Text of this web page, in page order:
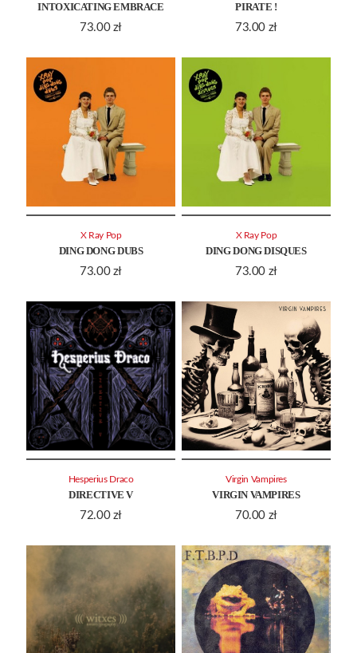
INTOXICATING EMBRACE
73.00 zł
PIRATE !
73.00 zł
DING DONG DUBS
73.00 zł
X Ray Pop
DING DONG DISQUES
73.00 zł
X Ray Pop
DIRECTIVE V
72.00 zł
Hesperius Draco
VIRGIN VAMPIRES
70.00 zł
Virgin Vampires